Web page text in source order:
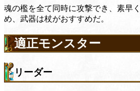
魂の檻を全て同時に攻撃でき、素早
め、武器は杖がおすすめだ。
適正モンスター
リーダー